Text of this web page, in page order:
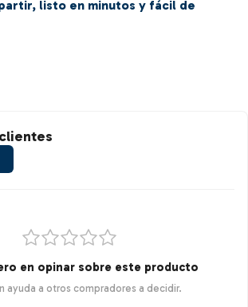
listo en minutos y fácil de
en opinar sobre este producto
ayuda a otros compradores a decidir.